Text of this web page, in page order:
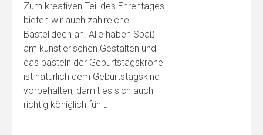
Zum kreativen Teil des Ehrentages
bieten wir auch zahlreiche
Bastelideen an. Alle haben Spaß
am künstlerischen Gestalten und
das basteln der Geburtstagskrone
ist natürlich dem Geburtstagskind
vorbehalten, damit es sich auch
richtig königlich fühlt.